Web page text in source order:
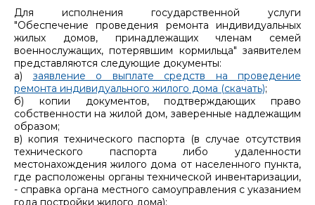
Для исполнения государственной услуги
"Обеспечение проведения ремонта индивидуальных
жилых домов, принадлежащих членам семей
военнослужащих, потерявшим кормильца" заявителем
представляются следующие документы:
а) заявление о выплате средств на проведение
ремонта индивидуального жилого дома (скачать);
б) копии документов, подтверждающих право
собственности на жилой дом, заверенные надлежащим
образом;
в) копия технического паспорта (в случае отсутствия
технического паспорта либо удаленности
местонахождения жилого дома от населенного пункта,
где расположены органы технической инвентаризации,
- справка органа местного самоуправления с указанием
года постройки жилого дома);